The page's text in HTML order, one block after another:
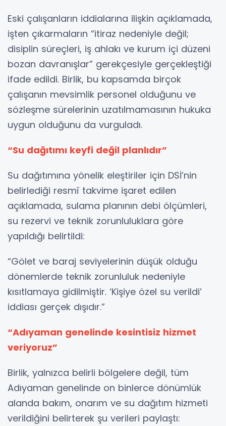
Eski çalışanların iddialarına ilişkin açıklamada,
işten çıkarmaların “itiraz nedeniyle değil;
disiplin süreçleri, iş ahlakı ve kurum içi düzeni
bozan davranışlar” gerekçesiyle gerçekleştiği
ifade edildi. Birlik, bu kapsamda birçok
çalışanın mevsimlik personel olduğunu ve
sözleşme sürelerinin uzatılmamasının hukuka
uygun olduğunu da vurguladı.
“Su dağıtımı keyfi değil planlıdır”
Su dağıtımına yönelik eleştiriler için DSİ’nin
belirlediği resmî takvime işaret edilen
açıklamada, sulama planının debi ölçümleri,
su rezervi ve teknik zorunluluklara göre
yapıldığı belirtildi:
“Gölet ve baraj seviyelerinin düşük olduğu
dönemlerde teknik zorunluluk nedeniyle
kısıtlamaya gidilmiştir. ‘Kişiye özel su verildi’
iddiası gerçek dışıdır.”
“Adıyaman genelinde kesintisiz hizmet
veriyoruz”
Birlik, yalnızca belirli bölgelere değil, tüm
Adıyaman genelinde on binlerce dönümlük
alanda bakım, onarım ve su dağıtım hizmeti
verildiğini belirterek şu verileri paylaştı: